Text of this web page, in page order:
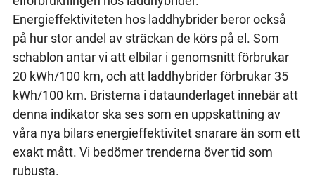
Energieffektiviteten hos laddhybrider beror också
på hur stor andel av sträckan de körs på el. Som
schablon antar vi att elbilar i genomsnitt förbrukar
20 kWh/100 km, och att laddhybrider förbrukar 35
kWh/100 km. Bristerna i dataunderlaget innebär att
denna indikator ska ses som en uppskattning av
våra nya bilars energieffektivitet snarare än som ett
exakt mått. Vi bedömer trenderna över tid som
rubusta.